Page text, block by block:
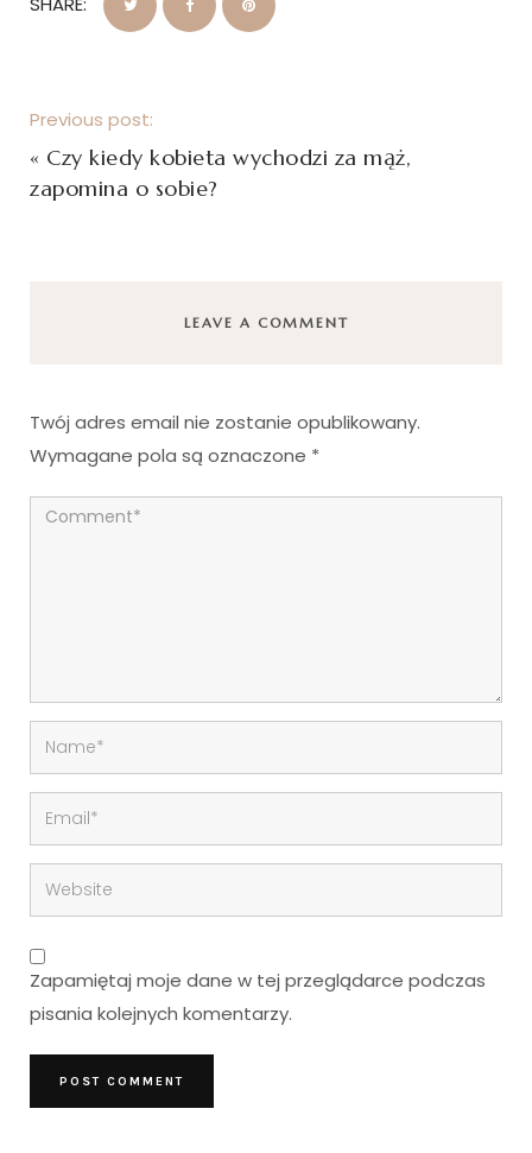
Previous post:
« Czy kiedy kobieta wychodzi za mąż,
zapomina o sobie?
LEAVE A COMMENT
Twój adres email nie zostanie opublikowany.
Wymagane pola są oznaczone *
Zapamiętaj moje dane w tej przeglądarce podczas
pisania kolejnych komentarzy.